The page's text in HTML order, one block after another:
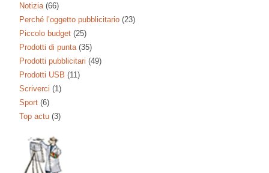
Notizia (66)
Perché l’oggetto pubblicitario (23)
Piccolo budget (25)
Prodotti di punta (35)
Prodotti pubblicitari (49)
Prodotti USB (11)
Scriverci (1)
Sport (6)
Top actu (3)